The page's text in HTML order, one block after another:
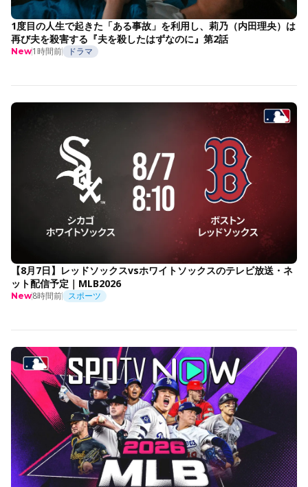
1度目の人生で起きた「ある事故」を利用し、莉乃（内田理央）は
再び夫を殺害する『夫を殺したはずなのに』第2話
New1時間前 ドラマ
【8月7日】レッドソックスvsホワイトソックスのテレビ放送・ネ
ット配信予定｜MLB2026
New8時間前 スポーツ